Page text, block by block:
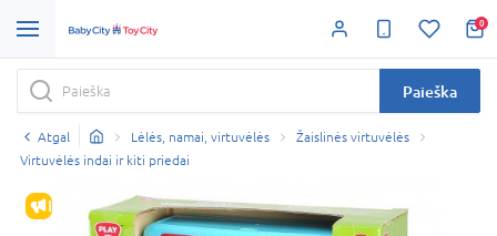
0
Paieška
Atgal Lėlės, namai, virtuvėlės
Žaislinės virtuvėlės
Virtuvėlės indai ir kiti priedai
IŠPARDAVIMAS